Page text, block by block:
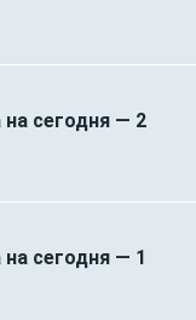
на сегодня — 2
на сегодня — 1